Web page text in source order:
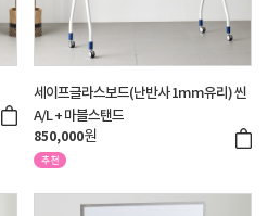
세이프글라스보드(난반사 1mm유리) 씬
A/L + 마블스탠드
850,000원